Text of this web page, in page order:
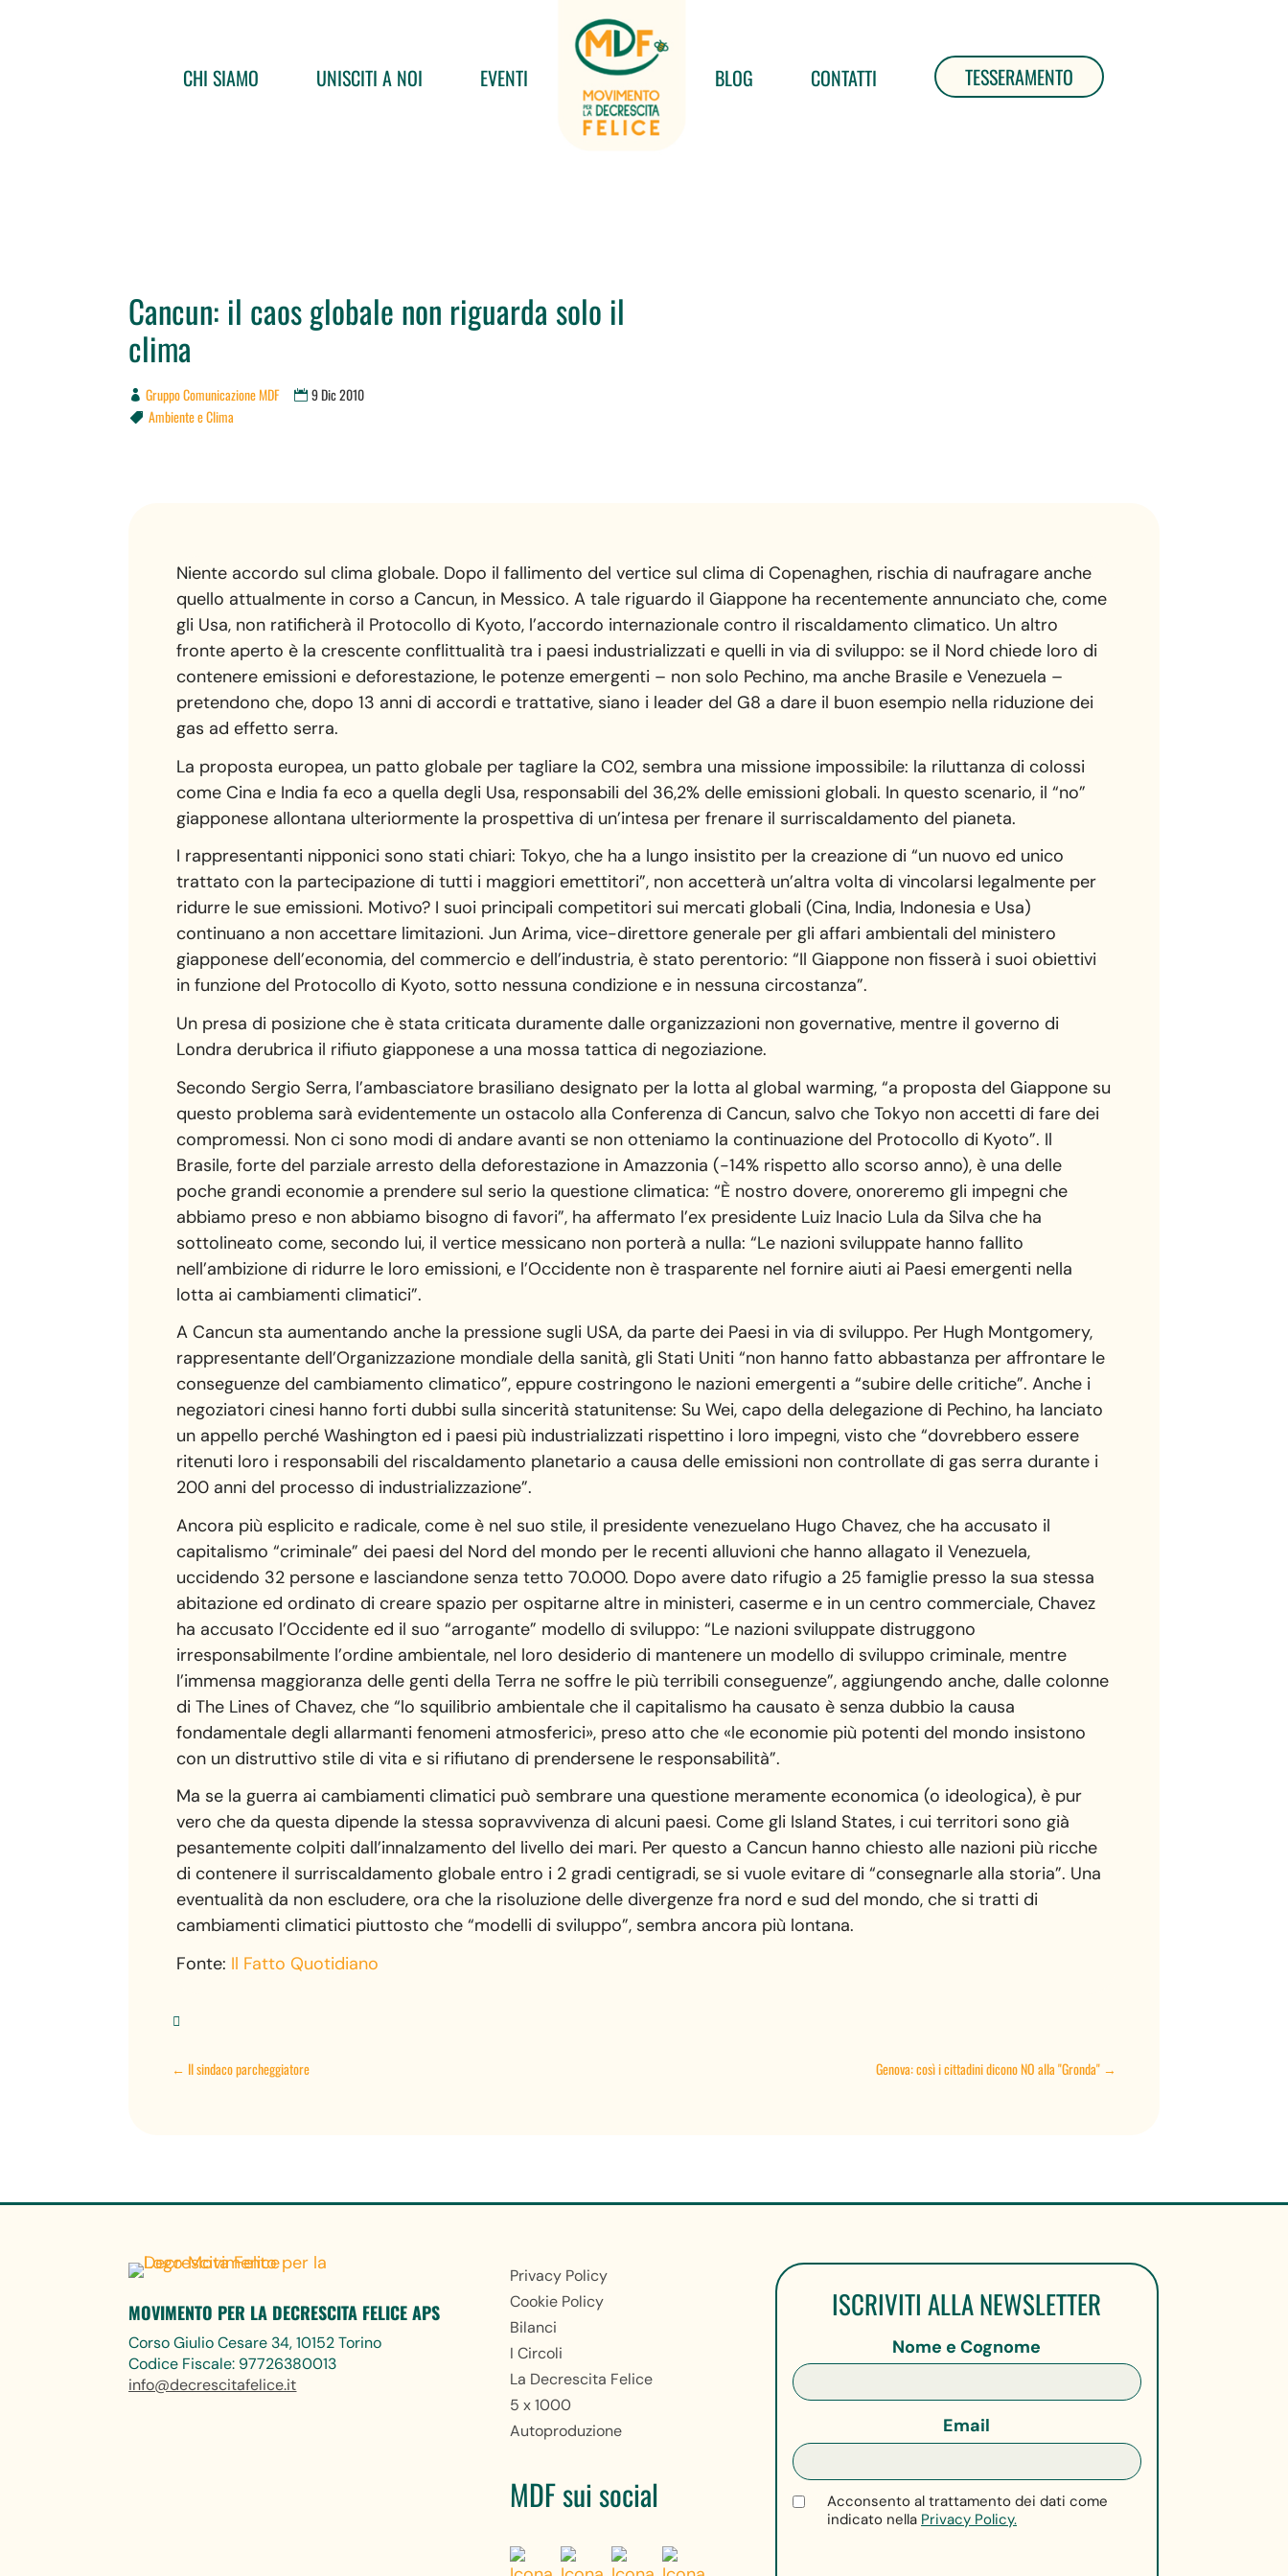
CHI SIAMO UNISCITI A NOI EVENTI BLOG CONTATTI TESSERAMENTO
Cancun: il caos globale non riguarda solo il
clima
Gruppo Comunicazione MDF 9 Dic 2010
 Ambiente e Clima
Niente accordo sul clima globale. Dopo il fallimento del vertice sul clima di Copenaghen, rischia di naufragare anche
quello attualmente in corso a Cancun, in Messico. A tale riguardo il Giappone ha recentemente annunciato che, come
gli Usa, non ratificherà il Protocollo di Kyoto, l’accordo internazionale contro il riscaldamento climatico. Un altro
fronte aperto è la crescente conflittualità tra i paesi industrializzati e quelli in via di sviluppo: se il Nord chiede loro di
contenere emissioni e deforestazione, le potenze emergenti – non solo Pechino, ma anche Brasile e Venezuela –
pretendono che, dopo 13 anni di accordi e trattative, siano i leader del G8 a dare il buon esempio nella riduzione dei
gas ad effetto serra.
La proposta europea, un patto globale per tagliare la C02, sembra una missione impossibile: la riluttanza di colossi
come Cina e India fa eco a quella degli Usa, responsabili del 36,2% delle emissioni globali. In questo scenario, il “no”
giapponese allontana ulteriormente la prospettiva di un’intesa per frenare il surriscaldamento del pianeta.
I rappresentanti nipponici sono stati chiari: Tokyo, che ha a lungo insistito per la creazione di “un nuovo ed unico
trattato con la partecipazione di tutti i maggiori emettitori”, non accetterà un’altra volta di vincolarsi legalmente per
ridurre le sue emissioni. Motivo? I suoi principali competitori sui mercati globali (Cina, India, Indonesia e Usa)
continuano a non accettare limitazioni. Jun Arima, vice-direttore generale per gli affari ambientali del ministero
giapponese dell’economia, del commercio e dell’industria, è stato perentorio: “Il Giappone non fisserà i suoi obiettivi
in funzione del Protocollo di Kyoto, sotto nessuna condizione e in nessuna circostanza”.
Un presa di posizione che è stata criticata duramente dalle organizzazioni non governative, mentre il governo di
Londra derubrica il rifiuto giapponese a una mossa tattica di negoziazione.
Secondo Sergio Serra, l’ambasciatore brasiliano designato per la lotta al global warming, “a proposta del Giappone su
questo problema sarà evidentemente un ostacolo alla Conferenza di Cancun, salvo che Tokyo non accetti di fare dei
compromessi. Non ci sono modi di andare avanti se non otteniamo la continuazione del Protocollo di Kyoto”. Il
Brasile, forte del parziale arresto della deforestazione in Amazzonia (-14% rispetto allo scorso anno), è una delle
poche grandi economie a prendere sul serio la questione climatica: “È nostro dovere, onoreremo gli impegni che
abbiamo preso e non abbiamo bisogno di favori”, ha affermato l’ex presidente Luiz Inacio Lula da Silva che ha
sottolineato come, secondo lui, il vertice messicano non porterà a nulla: “Le nazioni sviluppate hanno fallito
nell’ambizione di ridurre le loro emissioni, e l’Occidente non è trasparente nel fornire aiuti ai Paesi emergenti nella
lotta ai cambiamenti climatici”.
A Cancun sta aumentando anche la pressione sugli USA, da parte dei Paesi in via di sviluppo. Per Hugh Montgomery,
rappresentante dell’Organizzazione mondiale della sanità, gli Stati Uniti “non hanno fatto abbastanza per affrontare le
conseguenze del cambiamento climatico”, eppure costringono le nazioni emergenti a “subire delle critiche”. Anche i
negoziatori cinesi hanno forti dubbi sulla sincerità statunitense: Su Wei, capo della delegazione di Pechino, ha lanciato
un appello perché Washington ed i paesi più industrializzati rispettino i loro impegni, visto che “dovrebbero essere
ritenuti loro i responsabili del riscaldamento planetario a causa delle emissioni non controllate di gas serra durante i
200 anni del processo di industrializzazione”.
Ancora più esplicito e radicale, come è nel suo stile, il presidente venezuelano Hugo Chavez, che ha accusato il
capitalismo “criminale” dei paesi del Nord del mondo per le recenti alluvioni che hanno allagato il Venezuela,
uccidendo 32 persone e lasciandone senza tetto 70.000. Dopo avere dato rifugio a 25 famiglie presso la sua stessa
abitazione ed ordinato di creare spazio per ospitarne altre in ministeri, caserme e in un centro commerciale, Chavez
ha accusato l’Occidente ed il suo “arrogante” modello di sviluppo: “Le nazioni sviluppate distruggono
irresponsabilmente l’ordine ambientale, nel loro desiderio di mantenere un modello di sviluppo criminale, mentre
l’immensa maggioranza delle genti della Terra ne soffre le più terribili conseguenze”, aggiungendo anche, dalle colonne
di The Lines of Chavez, che “lo squilibrio ambientale che il capitalismo ha causato è senza dubbio la causa
fondamentale degli allarmanti fenomeni atmosferici», preso atto che «le economie più potenti del mondo insistono
con un distruttivo stile di vita e si rifiutano di prendersene le responsabilità”.
Ma se la guerra ai cambiamenti climatici può sembrare una questione meramente economica (o ideologica), è pur
vero che da questa dipende la stessa sopravvivenza di alcuni paesi. Come gli Island States, i cui territori sono già
pesantemente colpiti dall’innalzamento del livello dei mari. Per questo a Cancun hanno chiesto alle nazioni più ricche
di contenere il surriscaldamento globale entro i 2 gradi centigradi, se si vuole evitare di “consegnarle alla storia”. Una
eventualità da non escludere, ora che la risoluzione delle divergenze fra nord e sud del mondo, che si tratti di
cambiamenti climatici piuttosto che “modelli di sviluppo”, sembra ancora più lontana.
Fonte: Il Fatto Quotidiano

← Il sindaco parcheggiatore Genova: così i cittadini dicono NO alla "Gronda"→
MOVIMENTO PER LA DECRESCITA FELICE APS
Corso Giulio Cesare 34, 10152 Torino
Codice Fiscale: 97726380013
info@decrescitafelice.it
Privacy Policy
Cookie Policy
Bilanci
I Circoli
La Decrescita Felice
5 x 1000
Autoproduzione
MDF sui social
ISCRIVITI ALLA NEWSLETTER
Nome e Cognome
Email
Acconsento al trattamento dei dati come
indicato nella Privacy Policy.